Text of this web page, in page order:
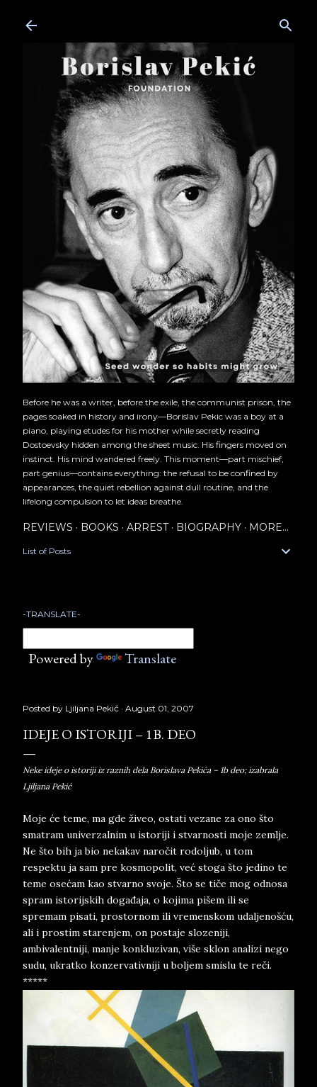
Before he was a writer, before the exile, the communist prison, the
pages soaked in history and irony—Borislav Pekic was a boy at a
piano, playing etudes for his mother while secretly reading
Dostoevsky hidden among the sheet music. His fingers moved on
instinct. His mind wandered freely. This moment—part mischief,
part genius—contains everything: the refusal to be confined by
appearances, the quiet rebellion against dull routine, and the
lifelong compulsion to let ideas breathe.
REVIEWS BOOKS ARREST BIOGRAPHY MORE…
List of Posts
-TRANSLATE-
Powered by Translate
Posted by Ljiljana Pekić August 01, 2007
IDEJE O ISTORIJI – 1B. DEO
Neke ideje o istoriji iz raznih dela Borislava Pekića – 1b deo; izabrala
Ljiljana Pekić
Moje će teme, ma gde živeo, ostati vezane za ono što
smatram univerzalnim u istoriji i stvarnosti moje zemlje.
Ne što bih ja bio nekakav naročit rodoljub, u tom
respektu ja sam pre kosmopolit, već stoga što jedino te
teme osećam kao stvarno svoje. Što se tiče mog odnosa
spram istorijskih događaja, o kojima pišem ili se
spremam pisati, prostornom ili vremenskom udaljenošću,
ali i prostim starenjem, on postaje slozeniji,
ambivalentniji, manje konkluzivan, više sklon analizi nego
sudu, ukratko konzervativniji u boljem smislu te reči.
*****